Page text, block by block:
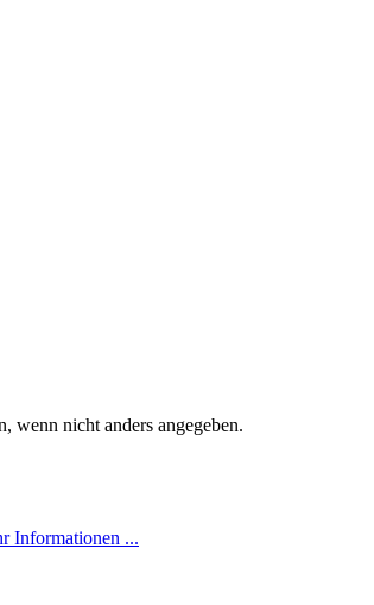
wenn nicht anders angegeben.
Informationen ...